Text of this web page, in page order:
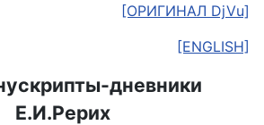
[ОРИГИНАЛ DjVu]
[ENGLISH]
дневники
Е.И.Рерих